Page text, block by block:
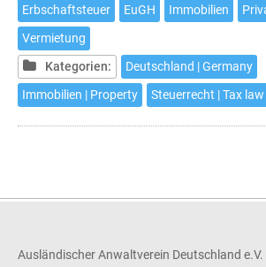
Erbschaftsteuer
EuGH Immobilien
Vermietung
Kategorien:
Deutschland | Germany
Immobilien | Property
Steuerrecht | Tax law
Ausländischer Anwaltverein Deutschland e.V.